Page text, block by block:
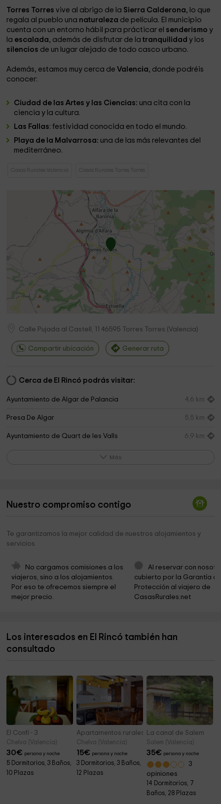
Torres Torres vive al abrigo de la Sierra Calderona, lo que
regala al pueblo una naturaleza de película. El municipio
cuenta con un entorno hábil para prácticar el senderismoy
la escalada, además de disfrutar de latranquilidady los
silencios de un lugar alejado de todo casco urbano.
Además, estamos muy cerca deValencia, donde podréis
conocer:
Ciudad de las Artes y las Ciencias: una cita con la
ciencia y la cultura.
Las Fallas: festividad conocida en todo el mundo.
Playa de la Malvarrosa: una de las más relevantes del
mediterráneo.
Casas Rurales Valencia Casas Rurales Torres Torres
Calle Pujada al Castell, 11 46595 Torres Torres (Valencia)
Compartir ubicación Generar ruta
Cerca de El Rincó podrás visitar:
Ayuntamiento de Algar de Palancia 4,6 km
Presa De Algar 5,5 km
Ayuntamiento de Quart de les Valls 6,9 km
Facultad Adventista de Teología
Centro Cívico 7,4 km
Ayuntamiento de Quartell
Ayuntamiento de Gilet
La Dehesa
Parroquia de los Santos Juanes 8,0 km
Balsa de la Dehesa
Más
Nuestro compromiso contigo
Te garantizamos la mejor calidad de nuestros alojamientos y
servicios
No cargamos comisiones a los
viajeros, sino a los alojamientos.
Por eso te ofrecemos siempre el
mejor precio.
Al reservar con
cubierto por la Garantía
Protección al viajero de
CasasRurales.net
Los interesados en El Rincó también han
consultado
El Confí - 3
Chelva (Valencia)
30€ persona y noche
5 Dormitorios, 3 Baños,
10 Plazas
Apartamentos rurales Pajuzo
Chelva (Valencia)
15€ persona y noche
3 Dormitorios, 3 Baños,
12 Plazas
La canal de Salem
Salem (Valencia)
35€ persona y noche
3
opiniones
14 Dormitorios, 7
Baños, 28 Plazas